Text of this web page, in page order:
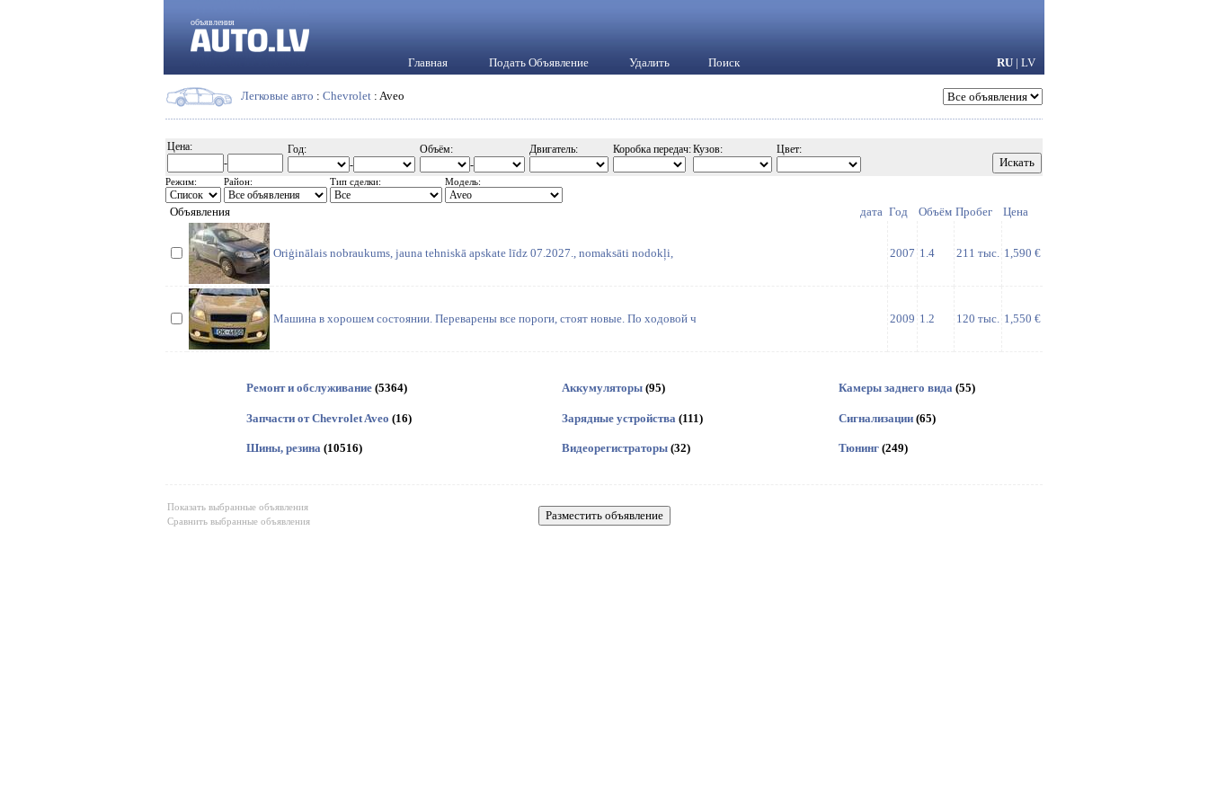
объявления
Главная Подать Объявление Удалить Поиск RU | LV
Легковые авто : Chevrolet : Aveo
Цена:
-
Год:
-
Объём:
-
Двигатель: Коробка передач:Кузов: Цвет:
Режим: Район: Тип сделки: Модель:
Объявления дата Год Объём Пробег Цена
Oriģinālais nobraukums, jauna tehniskā apskate līdz 07.2027., nomaksāti nodokļi, 2007 1.4 211 тыс. 1,590 €
Машина в хорошем состоянии. Переварены все пороги, стоят новые. По ходовой ч 2009 1.2 120 тыс. 1,550 €
Ремонт и обслуживание (5364)
Запчасти от Chevrolet Aveo (16)
Шины, резина (10516)
Аккумуляторы (95)
Зарядные устройства (111)
Видеорегистраторы (32)
Камеры заднего вида (55)
Сигнализации (65)
Тюнинг (249)
Показать выбранные объявления
Сравнить выбранные объявления